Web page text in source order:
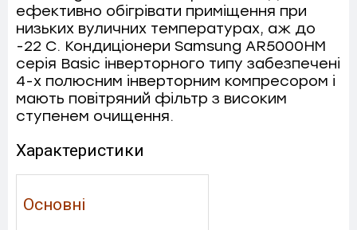
ефективно обігрівати приміщення при
низьких вуличних температурах, аж до
-22 С. Кондиціонери Samsung AR5000HM
серія Basic інверторного типу забезпечені
4-х полюсним інверторним компресором і
мають повітряний фільтр з високим
ступенем очищення.
Характеристики
Основні